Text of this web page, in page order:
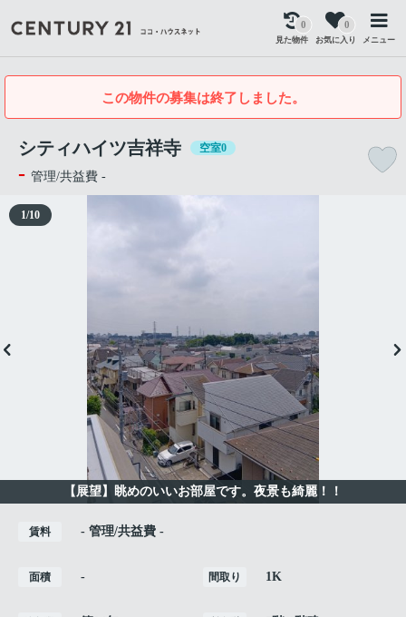
0
見た物件
0
お気に入り メニュー
この物件の募集は終了しました。
シティハイツ吉祥寺 空室0
- 管理/共益費 -
【展望】眺めのいいお部屋です。夜景も綺麗！！
1/10
賃料 - 管理/共益費 -
面積 - 間取り 1K